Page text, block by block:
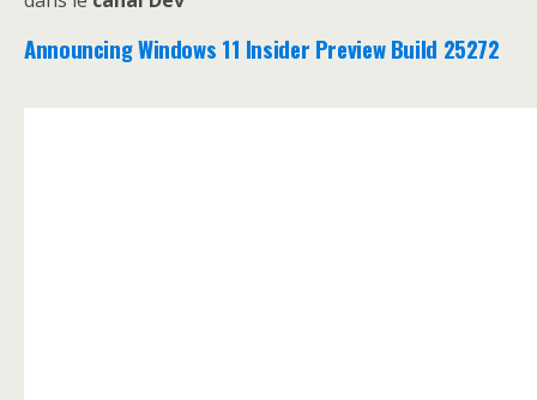
Announcing Windows 11 Insider Preview Build 25272